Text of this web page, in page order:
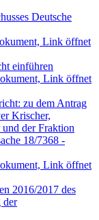
Deutsche
Link öffnet
einführen
Link öffnet
zu dem Antrag
Krischer,
der Fraktion
18/7368 -
Link öffnet
2016/2017 des
der